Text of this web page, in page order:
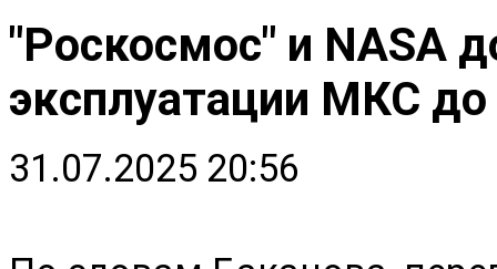
"Роскосмос" и NASA
эксплуатации МКС до
31.07.2025 20:56